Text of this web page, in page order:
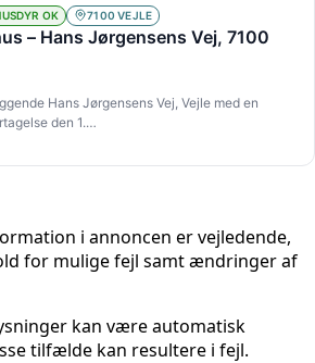
OK 7100 VEJLE
– Hans Jørgensens Vej, 7100
Hans Jørgensens Vej, Vejle med en
den 1.…
i annoncen er vejledende,
for mulige fejl samt ændringer af
kan være automatisk
tilfælde kan resultere i fejl.